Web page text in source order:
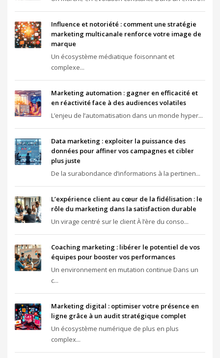
Influence et notoriété : comment une stratégie
marketing multicanale renforce votre image de
marque
Un écosystème médiatique foisonnant et
complexe...
Marketing automation : gagner en efficacité et
en réactivité face à des audiences volatiles
L’enjeu de l’automatisation dans un monde hyper...
Data marketing : exploiter la puissance des
données pour affiner vos campagnes et cibler
plus juste
De la surabondance d’informations à la pertinen...
L’expérience client au cœur de la fidélisation : le
rôle du marketing dans la satisfaction durable
Un virage centré sur le client À l’ère du conso...
Coaching marketing : libérer le potentiel de vos
équipes pour booster vos performances
Un environnement en mutation continue Dans un
c...
Marketing digital : optimiser votre présence en
ligne grâce à un audit stratégique complet
Un écosystème numérique de plus en plus
complex...